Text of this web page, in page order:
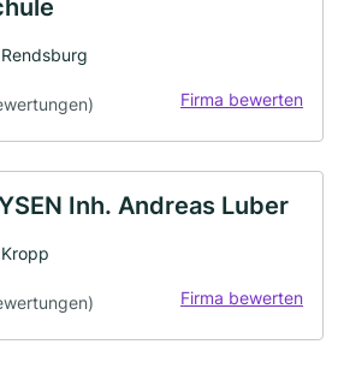
Firma bewerten
Inh. Andreas Luber
Firma bewerten